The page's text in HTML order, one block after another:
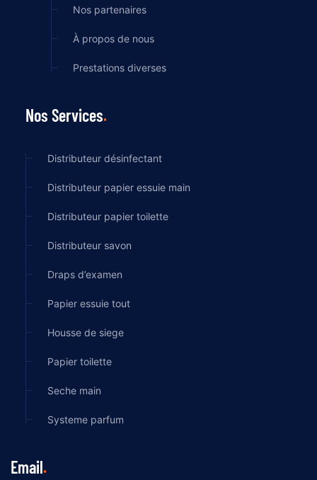
Nos partenaires
À propos de nous
Prestations diverses
Nos Services
Distributeur désinfectant
Distributeur papier essuie main
Distributeur papier toilette
Distributeur savon
Draps d’examen
Papier essuie tout
Housse de siege
Papier toilette
Seche main
Systeme parfum
Email